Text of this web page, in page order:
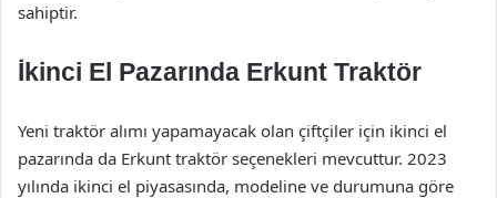
sahiptir.
İkinci El Pazarında Erkunt Traktör
Yeni traktör alımı yapamayacak olan çiftçiler için ikinci el
pazarında da Erkunt traktör seçenekleri mevcuttur. 2023
yılında ikinci el piyasasında, modeline ve durumuna göre